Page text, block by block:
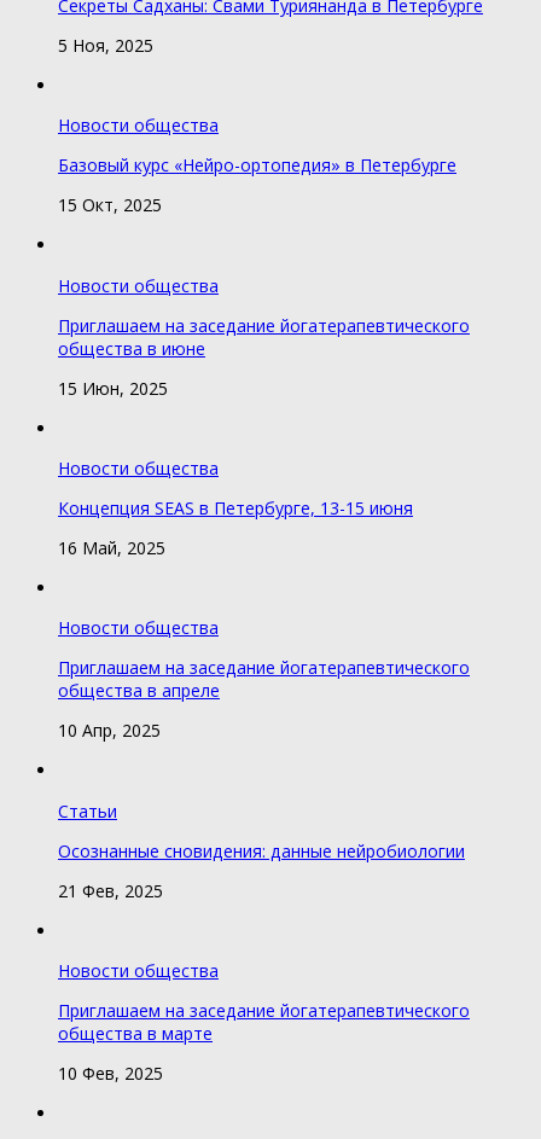
Секреты Садханы: Свами Туриянанда в Петербурге
5 Ноя, 2025
Новости общества
Базовый курс «Нейро-ортопедия» в Петербурге
15 Окт, 2025
Новости общества
Приглашаем на заседание йогатерапевтического
общества в июне
15 Июн, 2025
Новости общества
Концепция SEAS в Петербурге, 13-15 июня
16 Май, 2025
Новости общества
Приглашаем на заседание йогатерапевтического
общества в апреле
10 Апр, 2025
Статьи
Осознанные сновидения: данные нейробиологии
21 Фев, 2025
Новости общества
Приглашаем на заседание йогатерапевтического
общества в марте
10 Фев, 2025